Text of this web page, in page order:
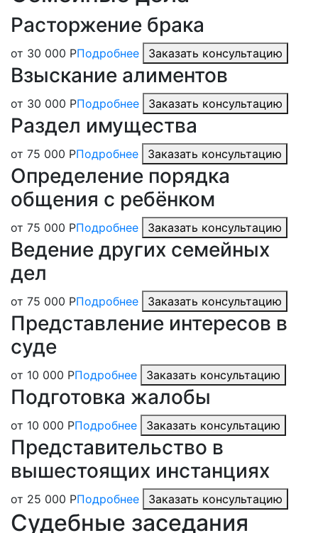
Расторжение брака
от 30 000 РПодробнее Заказать консультацию
Взыскание алиментов
от 30 000 РПодробнее Заказать консультацию
Раздел имущества
от 75 000 РПодробнее Заказать консультацию
Определение порядка
общения с ребёнком
от 75 000 РПодробнее Заказать консультацию
Ведение других семейных
дел
от 75 000 РПодробнее Заказать консультацию
Представление интересов в
суде
от 10 000 РПодробнее Заказать консультацию
Подготовка жалобы
от 10 000 РПодробнее Заказать консультацию
Представительство в
вышестоящих инстанциях
от 25 000 РПодробнее Заказать консультацию
Судебные заседания